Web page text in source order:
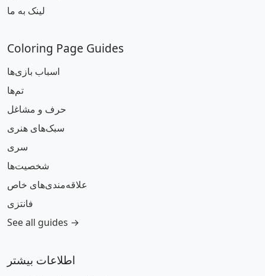
لینک به ما
Coloring Page Guides
اسباب بازی‌ها
تم‌ها
حرف و مشاغل
سبک‌های هنری
سری
شخصیت‌ها
علاقه‌مندی‌های خاص
فانتزی
See all guides →
اطلاعات بیشتر